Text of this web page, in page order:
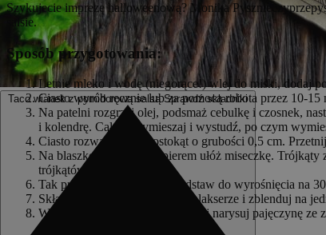
Taco wianek z pomidorową salsą Sprawdź składniki
Szykujecie imprezę halloweenową? Monika
salsie.
Sposób przygotowania:
Letnie mleko i wodę (niegorące!) wlej do miski, dodaj
Ciasto wyrób ręcznie lub za pomocą robota przez 10-
Na patelni rozgrzej olej, podsmaż cebulkę i czosnek,
i kolendrę. Całość wymieszaj i wystudź, po czym
Ciasto rozwałkuj na prostokąt o grubości 0,5 cm.
Na blaszkę wyłożoną papierem ułóż miseczkę.
trójkątów do środka.
Tak przygotowany wieniec odstaw do wyrośnięcia na
Składniki na salsę umieść w malakserze i zblenduj na
Wianek podawaj z salsą na, której narysuj pajęczynę ze